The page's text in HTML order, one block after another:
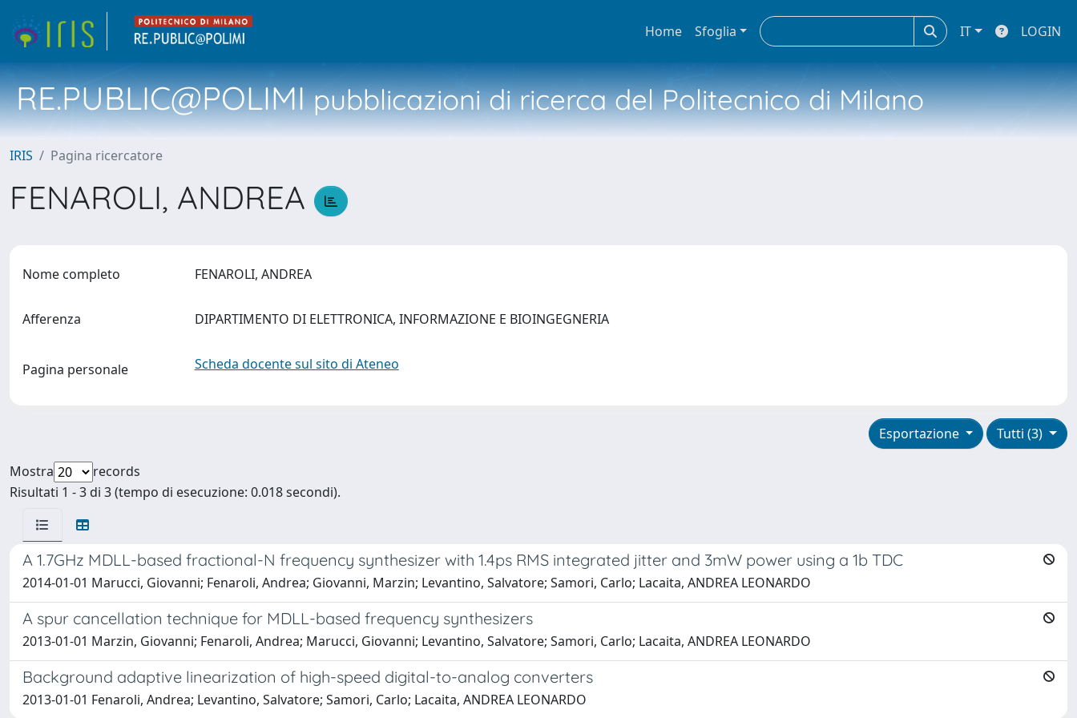
Home Sfoglia IT LOGIN
RE.PUBLIC@POLIMIpubblicazioni di ricerca del Politecnico di Milano
IRIS Pagina ricercatore
FENAROLI, ANDREA
Nome completo FENAROLI, ANDREA
Afferenza DIPARTIMENTO DI ELETTRONICA, INFORMAZIONE E BIOINGEGNERIA
Pagina personale Scheda docente sul sito di Ateneo
Tutti (3)
Esportazione
Mostra
records
Risultati 1 - 3 di 3 (tempo di esecuzione: 0.018 secondi).
A 1.7GHz MDLL-based fractional-N frequency synthesizer with 1.4ps RMS integrated jitter and 3mW power using a 1b TDC
2014-01-01 Marucci, Giovanni; Fenaroli, Andrea; Giovanni, Marzin; Levantino, Salvatore; Samori, Carlo; Lacaita, ANDREA LEONARDO
A spur cancellation technique for MDLL-based frequency synthesizers
2013-01-01 Marzin, Giovanni; Fenaroli, Andrea; Marucci, Giovanni; Levantino, Salvatore; Samori, Carlo; Lacaita, ANDREA LEONARDO
Background adaptive linearization of high-speed digital-to-analog converters
2013-01-01 Fenaroli, Andrea; Levantino, Salvatore; Samori, Carlo; Lacaita, ANDREA LEONARDO